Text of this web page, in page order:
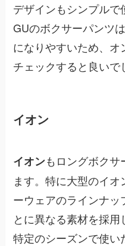
デザインもシンプルで
GUのボクサーパンツ
になりやすいため、
チェックすると良いで
イオン
イオンもロングボクサ
ます。特に大型のイ
ーウェアのラインナ
とに異なる素材を採用
特定のシーズンで使い